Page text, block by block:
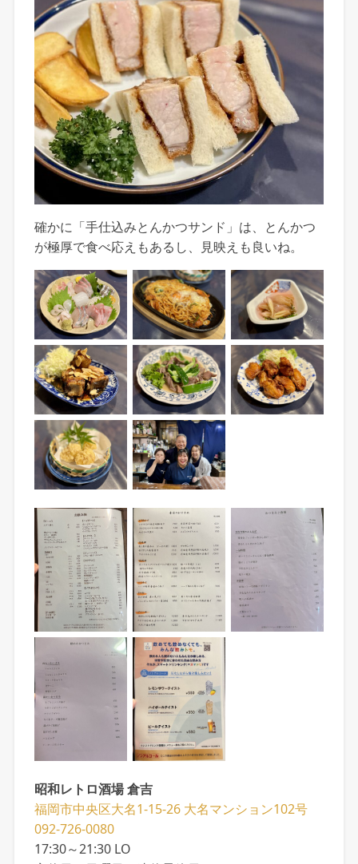
確かに「手仕込みとんかつサンド」は、とんかつ
が極厚で食べ応えもあるし、見映えも良いね。
昭和レトロ酒場 倉吉
福岡市中央区大名1-15-26 大名マンション102号
092-726-0080
17:30～21:30 LO